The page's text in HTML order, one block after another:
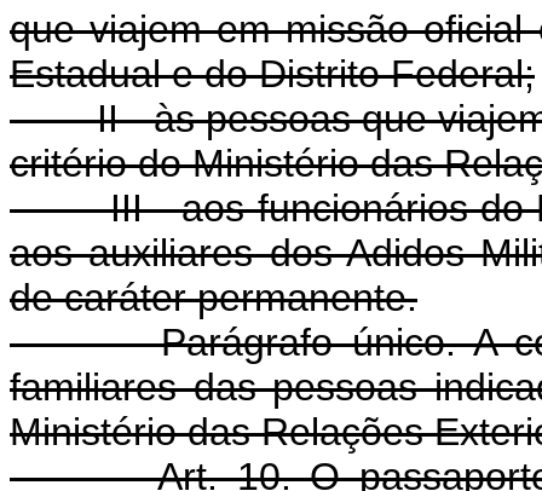
que viajem em missão
Estadual e do Distrito Federal;
II - às pessoas que viajem
critério do Ministério das
III - aos funcionários do
aos auxiliares dos Adidos
de caráter permanente.
Parágrafo único. A
familiares das pessoas
Ministério das Relações
Art. 10. O